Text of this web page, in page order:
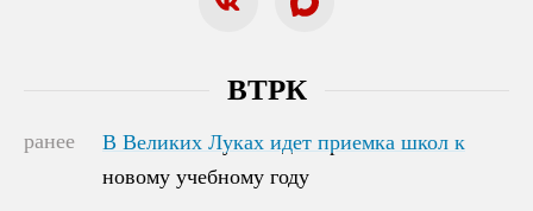
ВТРК
ранее
В Великих Луках идет приемка школ к
новому учебному году
В Великих Луках идет приемка школ к
новому учебному году